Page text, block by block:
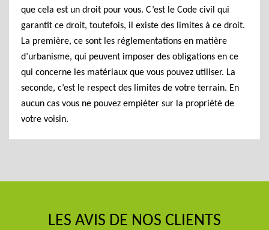
que cela est un droit pour vous. C’est le Code civil qui
garantit ce droit, toutefois, il existe des limites à ce droit.
La première, ce sont les réglementations en matière
d’urbanisme, qui peuvent imposer des obligations en ce
qui concerne les matériaux que vous pouvez utiliser. La
seconde, c’est le respect des limites de votre terrain. En
aucun cas vous ne pouvez empiéter sur la propriété de
votre voisin.
LES AVIS DE NOS CLIENTS